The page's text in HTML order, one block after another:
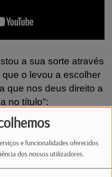
e funcionalidades oferecidos
dos nossos utilizadores.
a sua sorte através
o levou a escolher
que nos deus direito a
no título":
Lua"
"Lua"
Brigada da Manhã,